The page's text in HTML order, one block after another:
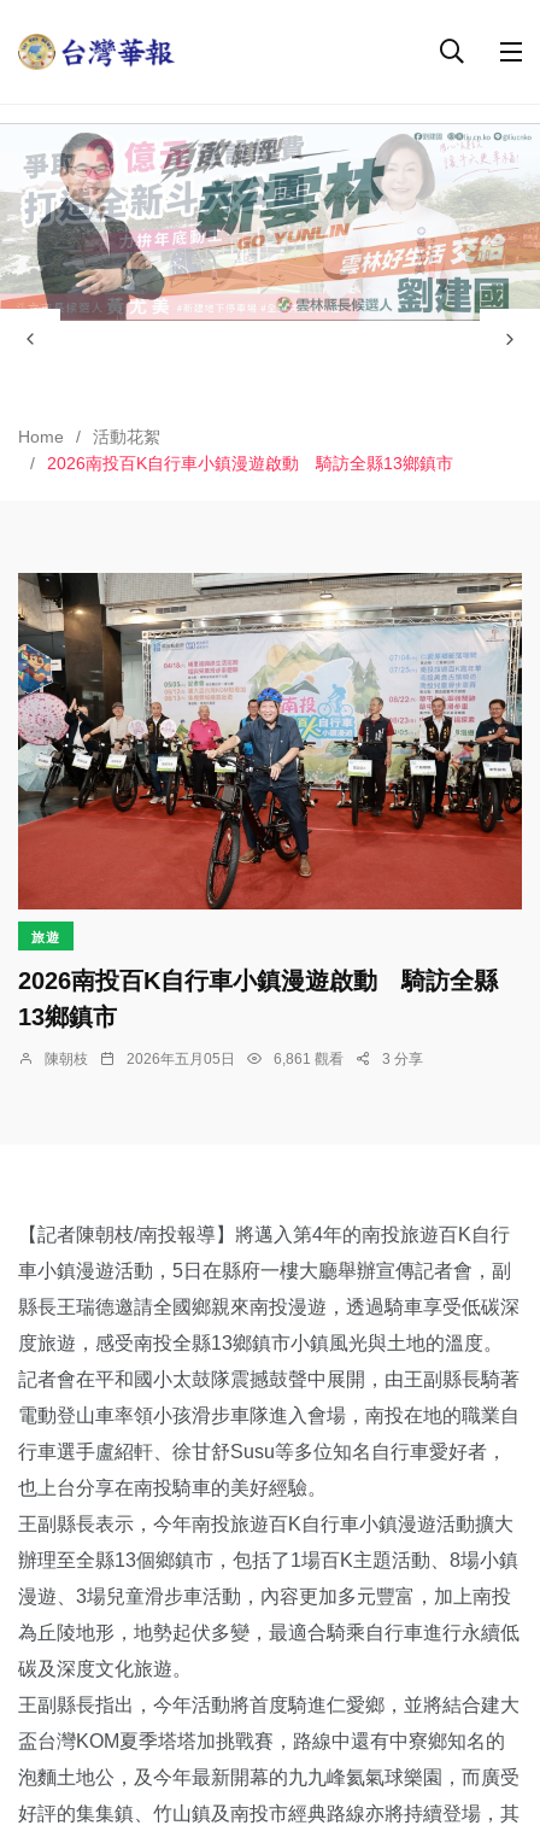
Home
活動花絮
2026南投百K自行車小鎮漫遊啟動 騎訪全縣13鄉鎮市
旅遊
2026南投百K自行車小鎮漫遊啟動 騎訪全縣
13鄉鎮市
陳朝枝 2026年五月05日 6,861 觀看 3 分享
【記者陳朝枝/南投報導】將邁入第4年的南投旅遊百K自行
車小鎮漫遊活動，5日在縣府一樓大廳舉辦宣傳記者會，副
縣長王瑞德邀請全國鄉親來南投漫遊，透過騎車享受低碳深
度旅遊，感受南投全縣13鄉鎮市小鎮風光與土地的溫度。
記者會在平和國小太鼓隊震撼鼓聲中展開，由王副縣長騎著
電動登山車率領小孩滑步車隊進入會場，南投在地的職業自
行車選手盧紹軒、徐甘舒Susu等多位知名自行車愛好者，
也上台分享在南投騎車的美好經驗。
王副縣長表示，今年南投旅遊百K自行車小鎮漫遊活動擴大
辦理至全縣13個鄉鎮市，包括了1場百K主題活動、8場小鎮
漫遊、3場兒童滑步車活動，內容更加多元豐富，加上南投
為丘陵地形，地勢起伏多變，最適合騎乘自行車進行永續低
碳及深度文化旅遊。
王副縣長指出，今年活動將首度騎進仁愛鄉，並將結合建大
盃台灣KOM夏季塔塔加挑戰賽，路線中還有中寮鄉知名的
泡麵土地公，及今年最新開幕的九九峰氦氣球樂園，而廣受
好評的集集鎮、竹山鎮及南投市經典路線亦將持續登場，其